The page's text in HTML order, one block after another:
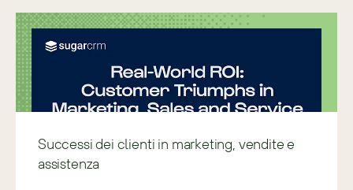
Successi dei clienti in marketing, vendite e
assistenza